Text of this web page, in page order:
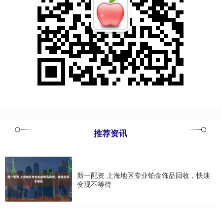
推荐资讯
新一配资 上海地区专业铂金饰品回收，快速
变现不等待